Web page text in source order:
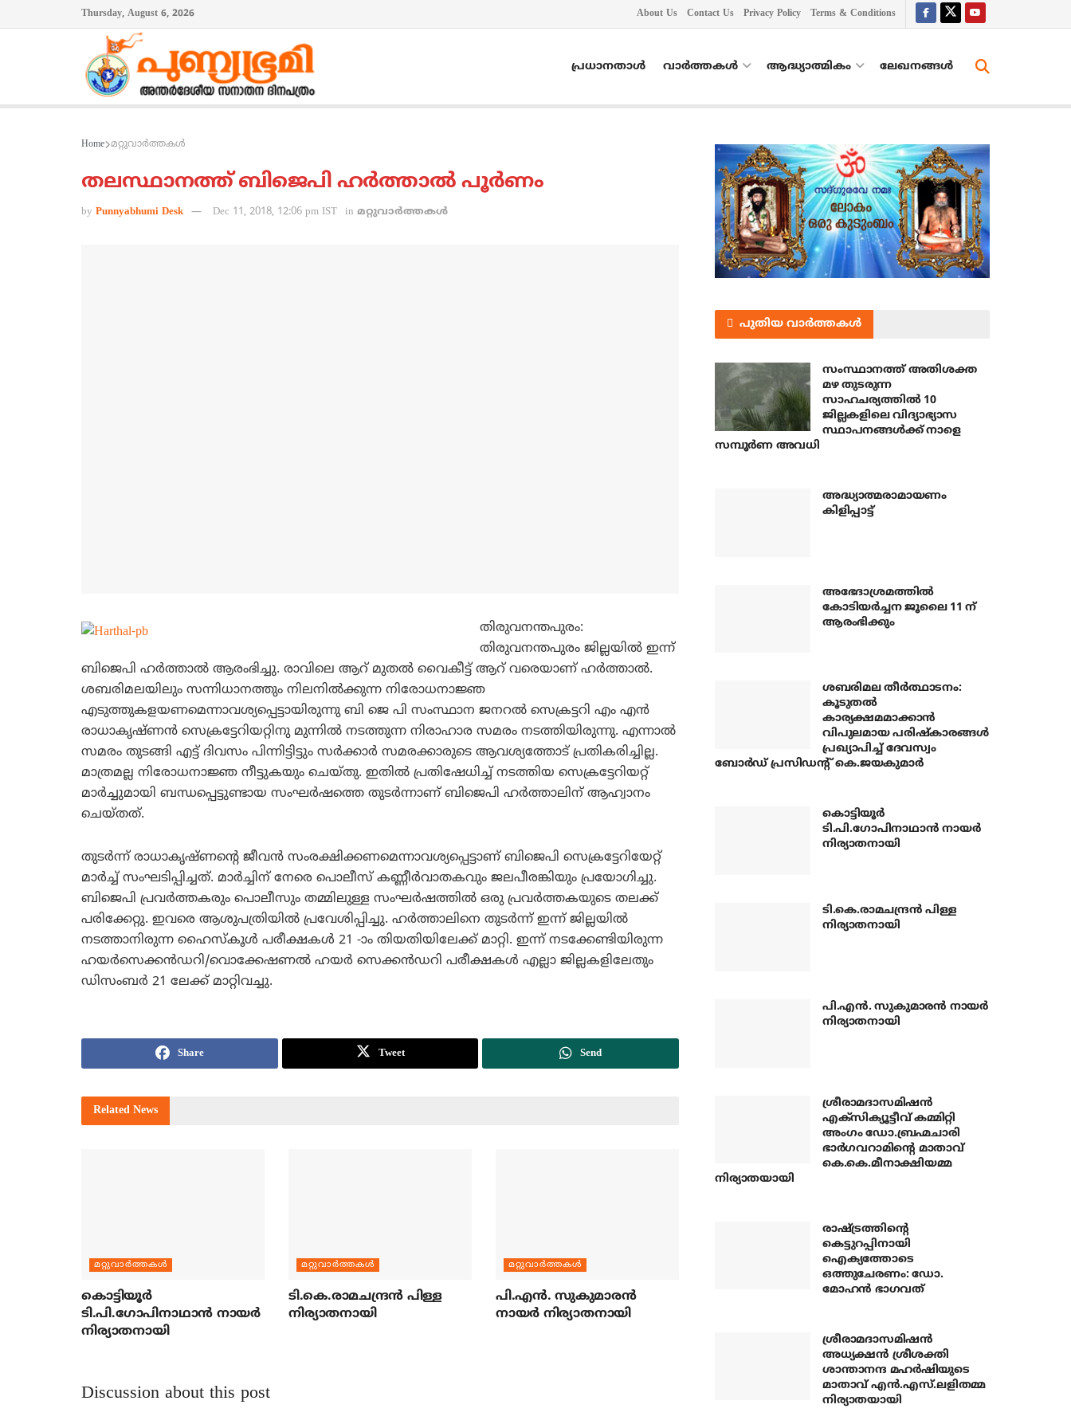
Thursday, August 6, 2026 About Us Contact Us Privacy Policy Terms & Conditions
പ്രധാനതാൾ വാർത്തകൾ ആദ്ധ്യാത്മികം ലേഖനങ്ങള്‍
Home മറ്റുവാര്‍ത്തകള്‍
തലസ്ഥാനത്ത് ബിജെപി ഹര്‍ത്താല്‍ പൂര്‍ണം
by Punnyabhumi Desk Dec 11, 2018, 12:06 pm IST in മറ്റുവാര്‍ത്തകള്‍
തിരുവനന്തപുരം:
തിരുവനന്തപുരം ജില്ലയില്‍ ഇന്ന്
ബിജെപി ഹര്‍ത്താല്‍ ആരംഭിച്ചു. രാവിലെ ആറ് മുതല്‍ വൈകീട്ട് ആറ് വരെയാണ് ഹര്‍ത്താല്‍.
ശബരിമലയിലും സന്നിധാനത്തും നിലനില്‍ക്കുന്ന നിരോധനാജ്ഞ
എടുത്തുകളയണമെന്നാവശ്യപ്പെട്ടായിരുന്നു ബി ജെ പി സംസ്ഥാന ജനറല്‍ സെക്രട്ടറി എം എന്‍
രാധാകൃഷ്ണന്‍ സെക്രട്ടേറിയറ്റിനു മുന്നില്‍ നടത്തുന്ന നിരാഹാര സമരം നടത്തിയിരുന്നു. എന്നാല്‍
സമരം തുടങ്ങി എട്ട് ദിവസം പിന്നിട്ടിട്ടും സര്‍ക്കാര്‍ സമരക്കാരുടെ ആവശ്യത്തോട് പ്രതികരിച്ചില്ല.
മാത്രമല്ല നിരോധനാജ്ഞ നീട്ടുകയും ചെയ്തു. ഇതില്‍ പ്രതിഷേധിച്ച് നടത്തിയ സെക്രട്ടേറിയറ്റ്
മാര്‍ച്ചുമായി ബന്ധപ്പെട്ടുണ്ടായ സംഘര്‍ഷത്തെ തുടര്‍ന്നാണ് ബിജെപി ഹര്‍ത്താലിന് ആഹ്വാനം
ചെയ്തത്.
തുടര്‍ന്ന് രാധാകൃഷ്ണന്റെ ജീവന്‍ സംരക്ഷിക്കണമെന്നാവശ്യപ്പെട്ടാണ് ബിജെപി സെക്രട്ടേറിയേറ്റ്
മാര്‍ച്ച് സംഘടിപ്പിച്ചത്. മാര്‍ച്ചിന് നേരെ പൊലീസ് കണ്ണീര്‍വാതകവും ജലപീരങ്കിയും പ്രയോഗിച്ചു.
ബിജെപി പ്രവര്‍ത്തകരും പൊലീസും തമ്മിലുള്ള സംഘര്‍ഷത്തില്‍ ഒരു പ്രവര്‍ത്തകയുടെ തലക്ക്
പരിക്കേറ്റു. ഇവരെ ആശുപത്രിയില്‍ പ്രവേശിപ്പിച്ചു. ഹര്‍ത്താലിനെ തുടര്‍ന്ന് ഇന്ന് ജില്ലയില്‍
നടത്താനിരുന്ന ഹൈസ്‌കൂള്‍ പരീക്ഷകള്‍ 21 -ാം തിയതിയിലേക്ക് മാറ്റി. ഇന്ന് നടക്കേണ്ടിയിരുന്ന
ഹയര്‍സെക്കന്‍ഡറി/വൊക്കേഷണല്‍ ഹയര്‍ സെക്കന്‍ഡറി പരീക്ഷകള്‍ എല്ലാ ജില്ലകളിലേതും
ഡിസംബര്‍ 21 ലേക്ക് മാറ്റിവച്ചു.
Share Tweet Send
Related News
മറ്റുവാര്‍ത്തകള്‍
കൊട്ടിയൂര്‍
ടി.പി.ഗോപിനാഥാന്‍ നായര്‍
നിര്യാതനായി
മറ്റുവാര്‍ത്തകള്‍
ടി.കെ.രാമചന്ദ്രന്‍ പിള്ള
നിര്യാതനായി
മറ്റുവാര്‍ത്തകള്‍
പി.എന്‍. സുകുമാരന്‍
നായര്‍ നിര്യാതനായി
Discussion about this post
പുതിയ വാർത്തകൾ
സംസ്ഥാനത്ത് അതിശക്ത
മഴ തുടരുന്ന
സാഹചര്യത്തിൽ 10
ജില്ലകളിലെ വിദ്യാഭ്യാസ
സ്ഥാപനങ്ങൾക്ക് നാളെ
സമ്പൂർണ അവധി
അദ്ധ്യാത്മരാമായണം
കിളിപ്പാട്ട്
അഭേദാശ്രമത്തില്‍
കോടിയര്‍ച്ചന ജൂലൈ 11 ന്
ആരംഭിക്കും
ശബരിമല തീര്‍ത്ഥാടനം:
കൂടുതല്‍
കാര്യക്ഷമമാക്കാന്‍
വിപുലമായ പരിഷ്‌കാരങ്ങള്‍
പ്രഖ്യാപിച്ച് ദേവസ്വം
ബോര്‍ഡ് പ്രസിഡന്റ് കെ.ജയകുമാര്‍
കൊട്ടിയൂര്‍
ടി.പി.ഗോപിനാഥാന്‍ നായര്‍
നിര്യാതനായി
ടി.കെ.രാമചന്ദ്രന്‍ പിള്ള
നിര്യാതനായി
പി.എന്‍. സുകുമാരന്‍ നായര്‍
നിര്യാതനായി
ശ്രീരാമദാസമിഷന്‍
എക്‌സിക്യൂട്ടീവ് കമ്മിറ്റി
അംഗം ഡോ.ബ്രഹ്മചാരി
ഭാര്‍ഗവറാമിന്റെ മാതാവ്
കെ.കെ.മീനാക്ഷിയമ്മ
നിര്യാതയായി
രാഷ്ട്രത്തിന്റെ
കെട്ടുറപ്പിനായി
ഐക്യത്തോടെ
ഒത്തുചേരണം: ഡോ.
മോഹന്‍ ഭാഗവത്
ശ്രീരാമദാസമിഷന്‍
അധ്യക്ഷന്‍ ശ്രീശക്തി
ശാന്താനന്ദ മഹര്‍ഷിയുടെ
മാതാവ് എന്‍.എസ്.ലളിതമ്മ
നിര്യാതയായി